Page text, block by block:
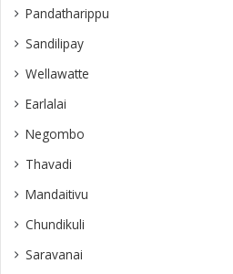
Pandatharippu
Sandilipay
Wellawatte
Earlalai
Negombo
Thavadi
Mandaitivu
Chundikuli
Saravanai